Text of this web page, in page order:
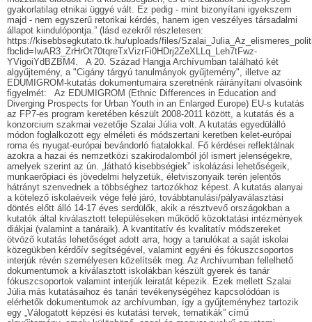
gyakorlatilag etnikai üggyé vált. Ez pedig - mint bizonyítani igyekszem
majd - nem egyszerű retorikai kérdés, hanem igen veszélyes társadalmi
állapot kiindulópontja.” (lásd ezekről részletesen:
https://kisebbsegkutato.tk.hu/uploads/files/
fbclid=IwAR3_ZrHrOt70tqreTxVizrFi0HDrj2ZeXLLq_Leh7tFwz-
YVigoiYdBZBM4. A 20. Század Hangja Archívumban található két
algyűjtemény, a "Cigány tárgyú tanulmányok gyűjtemény", illetve az
EDUMIGROM-kutatás dokumentumaira szeretnénk ráirányítani olvasóink
figyelmét: Az EDUMIGROM (Ethnic Differences in Education and
Diverging Prospects for Urban Youth in an Enlarged Europe) EU-s kutatás
az FP7-es program keretében készült 2008-2011 között, a kutatás és a
konzorcium szakmai vezetője Szalai Júlia volt. A kutatás egyedülálló
módon foglalkozott egy elméleti és módszertani keretben kelet-európai
roma és nyugat-európai bevándorló fiatalokkal. Fő kérdései reflektálnak
azokra a hazai és nemzetközi szakirodalomból jól ismert jelenségekre,
amelyek szerint az ún. „látható kisebbségiek” iskolázási lehetőségeik,
munkaerőpiaci és jövedelmi helyzetük, életviszonyaik terén jelentős
hátrányt szenvednek a többséghez tartozókhoz képest. A kutatás alanyai
a kötelező iskolaéveik vége felé járó, továbbtanulási/pályaválasztási
döntés előtt álló 14-17 éves serdülők, akik a résztvevő országokban a
kutatók által kiválasztott településeken működő közoktatási intézmények
diákjai (valamint a tanáraik). A kvantitatív és kvalitatív módszereket
ötvöző kutatás lehetőséget adott arra, hogy a tanulókat a saját iskolai
közegükben kérdőív segítségével, valamint egyéni és fókuszcsoportos
interjúk révén személyesen közelítsék meg. Az Archívumban fellelhető
dokumentumok a kiválasztott iskolákban készült gyerek és tanár
fókuszcsoportok valamint interjúk leiratát képezik. Ezek mellett Szalai
Júlia más kutatásaihoz és tanári tevékenységéhez kapcsolódóan is
elérhetők dokumentumok az archívumban, így a gyűjteményhez tartozik
egy „Válogatott képzési és kutatási tervek, tematikák” című